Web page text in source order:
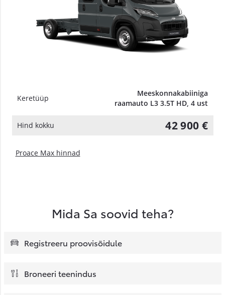
Keretüüp
Meeskonnakabiiniga
raamauto L3 3.5T HD, 4 ust
Hind kokku 42 900 €
Proace Max hinnad
Mida Sa soovid teha?
Registreeru proovisõidule
Broneeri teenindus